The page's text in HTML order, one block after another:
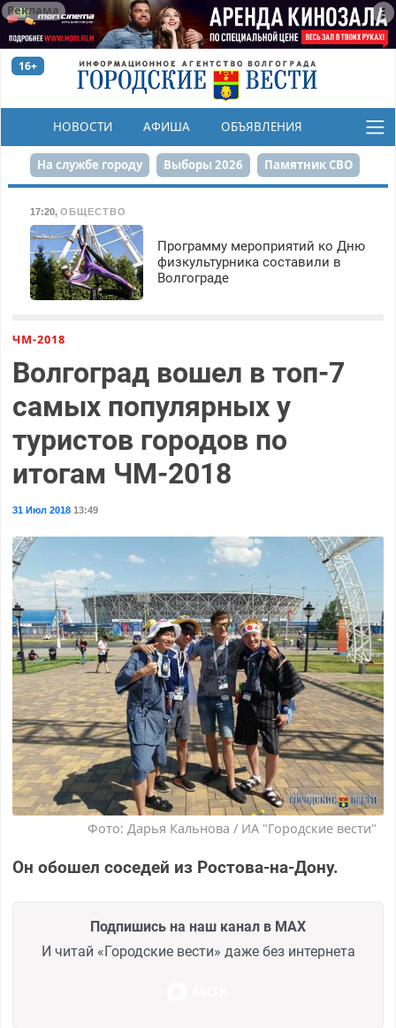
Реклама
16+
НОВОСТИ АФИША ОБЪЯВЛЕНИЯ
КОНКУРСЫ
На службе городу Выборы 2026 Памятник СВО
Набережная День Победы Реконструкция ЦПКиО
80-летие Победы Парк Героев-летчиков
17:20, ОБЩЕСТВО
Программу мероприятий ко Дню
физкультурника составили в
Волгограде
ЧМ-2018
Волгоград вошел в топ-7
самых популярных у
туристов городов по
итогам ЧМ-2018
31 Июл 201813:49
Фото: Дарья Кальнова / ИА "Городские вести"
Он обошел соседей из Ростова-на-Дону.
Подпишись на наш канал в MAX
И читай «Городские вести» даже без интернета